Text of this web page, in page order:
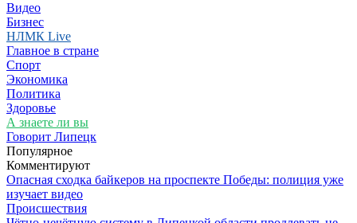
Видео
Бизнес
НЛМК Live
Главное в стране
Спорт
Экономика
Политика
Здоровье
А знаете ли вы
Говорит Липецк
Популярное
Комментируют
Опасная сходка байкеров на проспекте Победы: полиция уже
изучает видео
Происшествия